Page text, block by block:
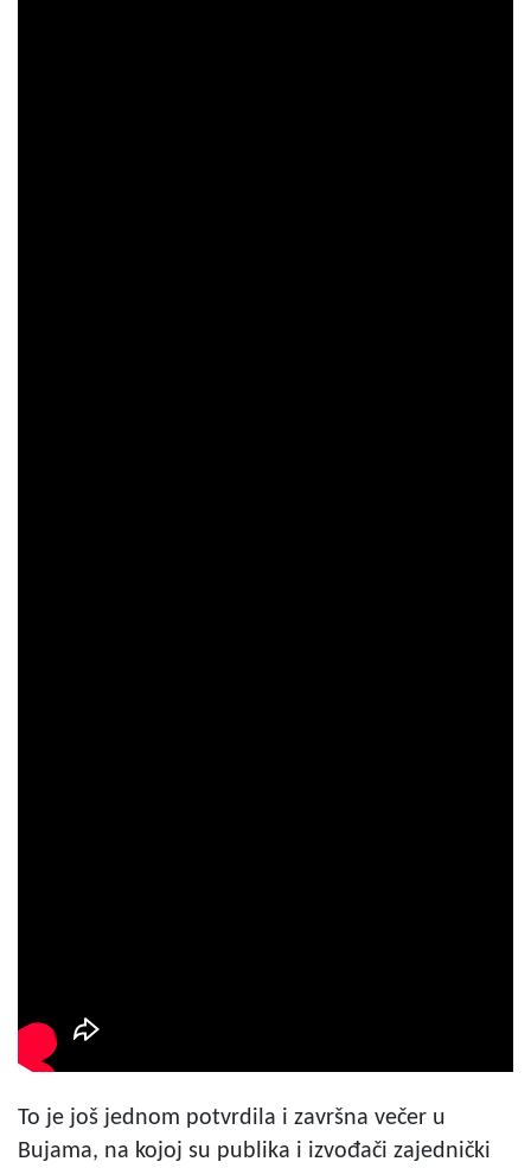
To je još jednom potvrdila i završna večer u
Bujama, na kojoj su publika i izvođači zajednički